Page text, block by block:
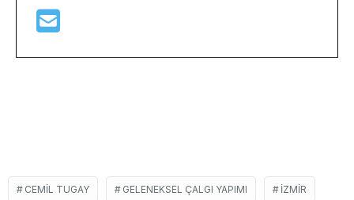
CEMIL TUGAY GELENEKSEL ÇALGI YAPIMI İZMIR